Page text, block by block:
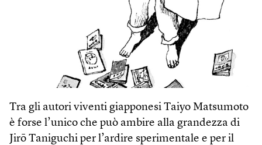
Tra gli autori viventi giapponesi Taiyo Matsumoto
è forse l’unico che può ambire alla grandezza di
Jirō Taniguchi per l’ardire sperimentale e per il